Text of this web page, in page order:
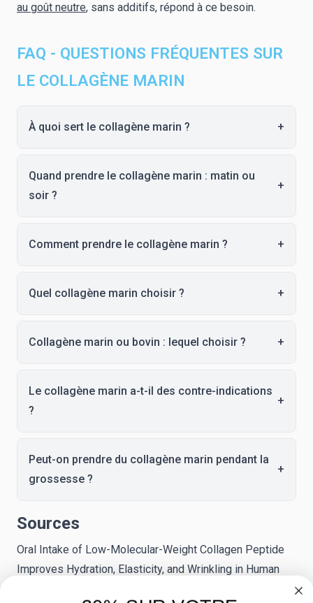
au goût neutre, sans additifs, répond à ce besoin.
FAQ - QUESTIONS FRÉQUENTES SUR
LE COLLAGÈNE MARIN
À quoi sert le collagène marin ? +
Quand prendre le collagène marin : matin ou
soir ?
+
Comment prendre le collagène marin ? +
Quel collagène marin choisir ? +
Collagène marin ou bovin : lequel choisir ? +
Le collagène marin a-t-il des contre-indications
?
+
Peut-on prendre du collagène marin pendant la
grossesse ?
+
Sources
Oral Intake of Low-Molecular-Weight Collagen Peptide
Improves Hydration, Elasticity, and Wrinkling in Human